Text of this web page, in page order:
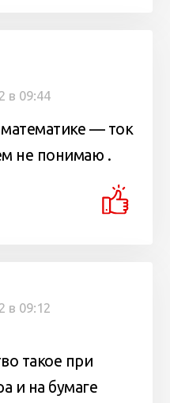
в 09:44
— ток
не понимаю .
в 09:12
такое при
и на бумаге